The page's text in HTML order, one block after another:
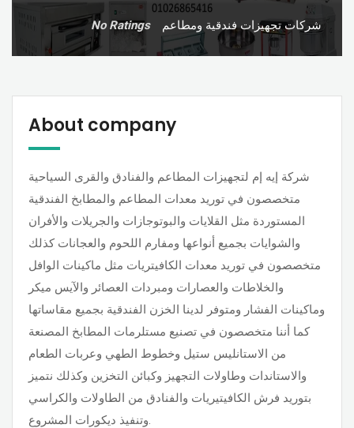
No Ratings شركات تجهيزات فندقية ومطاعم
About company
شركة إيه إم لتجهيزات المطاعم والفنادق والقرى السياحية
متخصصون في توريد معدات المطاعم والمطابخ الفندقية
المستوردة مثل القلايات والبوتوجازات والجريلات والأفران
والشوايات بجميع أنواعها ومفارم اللحوم والعجانات كذلك
متخصصون في توريد معدات الكافيتريات مثل ماكينات الوافل
والخلاطات والعصارات ومبردات العصائر والآيس ميكر
وماكينات الفشار ومتوفر لدينا الخزن الفندقية بجميع مقاساتها
كما أننا متخصصون في تصنيع مستلرمات المطابخ المصنعة
من الاستانليس ستيل وخطوط الطهي وعربات الطعام
والاستاندات وطاولات التجهيز وكبائن التخزين وكذلك نتميز
بتوريد فرش الكافيتيريات والفنادق من الطاولات والكراسي
وتنفيذ ديكورات المشروع.